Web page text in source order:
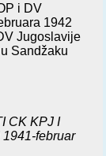
i DV
1942
Jugoslavije
Sandžaku
CK KPJ I
februar